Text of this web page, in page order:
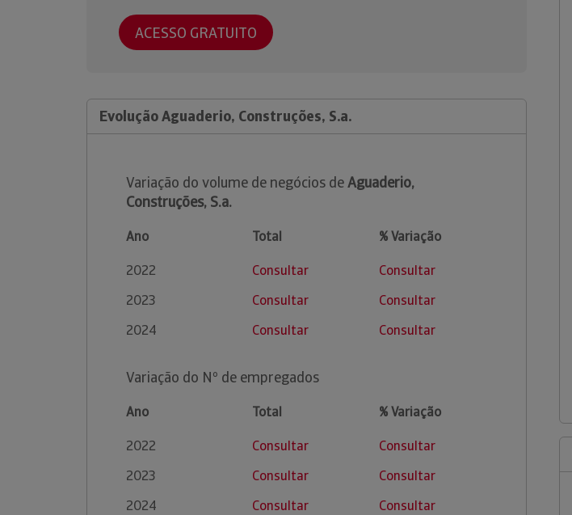
ACESSO GRATUITO
Evolução Aguaderio, Construções, S.a.
Variação do volume de negócios deAguaderio,
Construções, S.a.
Ano Total
% Variação
2022
Consultar
Consultar
2023
Consultar
Consultar
2024
Consultar Consultar
Variação do Nº de empregados
Ano Total
% Variação
2022
Consultar
Consultar
2023
Consultar
Consultar
2024
Consultar Consultar